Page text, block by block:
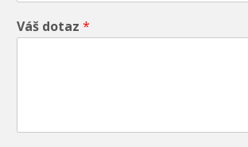
Váš dotaz *